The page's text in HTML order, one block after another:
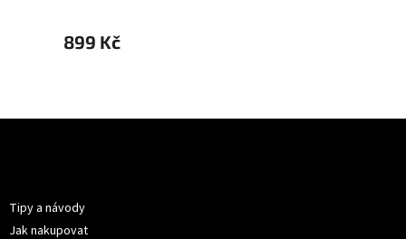
899 Kč
Tipy a návody
Jak nakupovat